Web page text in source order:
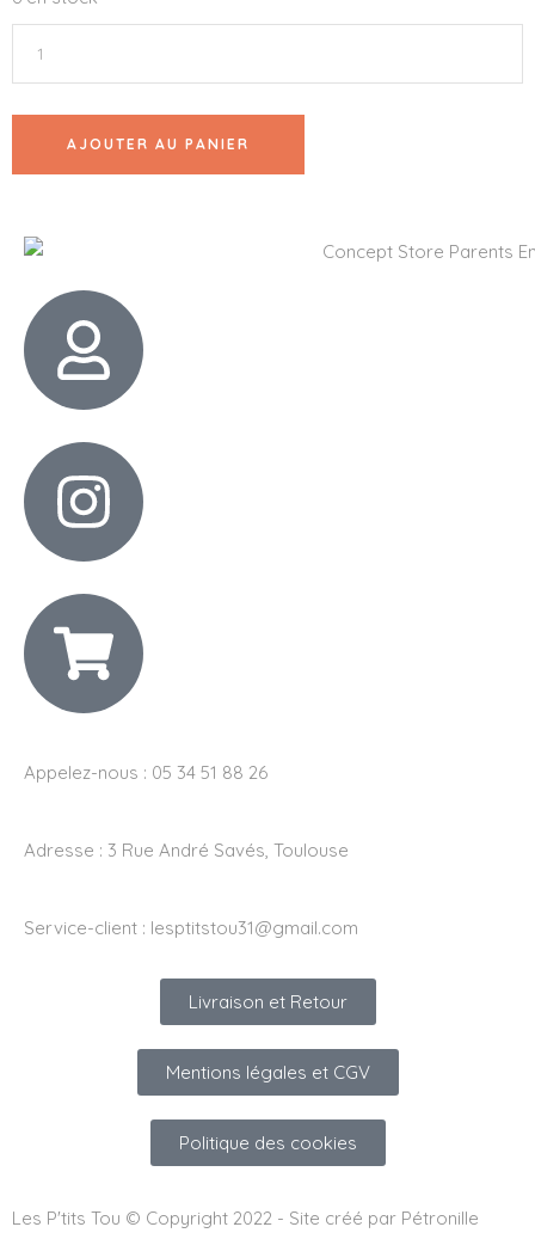
AJOUTER AU PANIER
Appelez-nous : 05 34 51 88 26
Adresse : 3 Rue André Savés, Toulouse
Service-client : lesptitstou31@gmail.com
Livraison et Retour
Mentions légales et CGV
Politique des cookies
Les P'tits Tou © Copyright 2022 - Site créé par Pétronille